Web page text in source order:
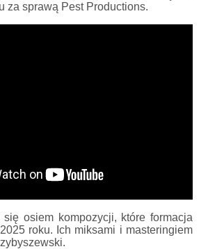
za sprawą Pest Productions.
osiem kompozycji, które formacja
roku. Ich miksami i masteringiem